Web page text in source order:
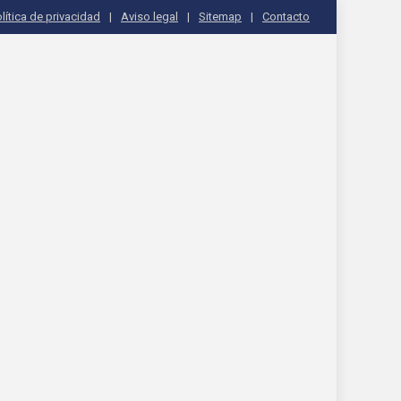
de privacidad Aviso legal Sitemap Contacto